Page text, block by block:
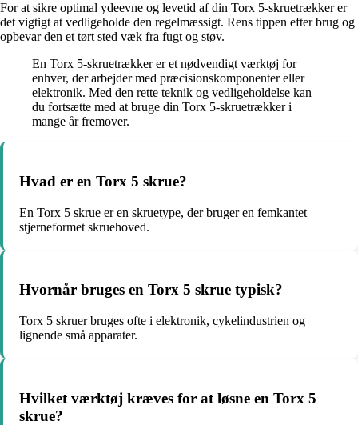
For at sikre optimal ydeevne og levetid af din Torx 5-skruetrækker er
det vigtigt at vedligeholde den regelmæssigt. Rens tippen efter brug og
opbevar den et tørt sted væk fra fugt og støv.
En Torx 5-skruetrækker er et nødvendigt værktøj for
enhver, der arbejder med præcisionskomponenter eller
elektronik. Med den rette teknik og vedligeholdelse kan
du fortsætte med at bruge din Torx 5-skruetrækker i
mange år fremover.
Hvad er en Torx 5 skrue?
En Torx 5 skrue er en skruetype, der bruger en femkantet
stjerneformet skruehoved.
Hvornår bruges en Torx 5 skrue typisk?
Torx 5 skruer bruges ofte i elektronik, cykelindustrien og
lignende små apparater.
Hvilket værktøj kræves for at løsne en Torx 5
skrue?